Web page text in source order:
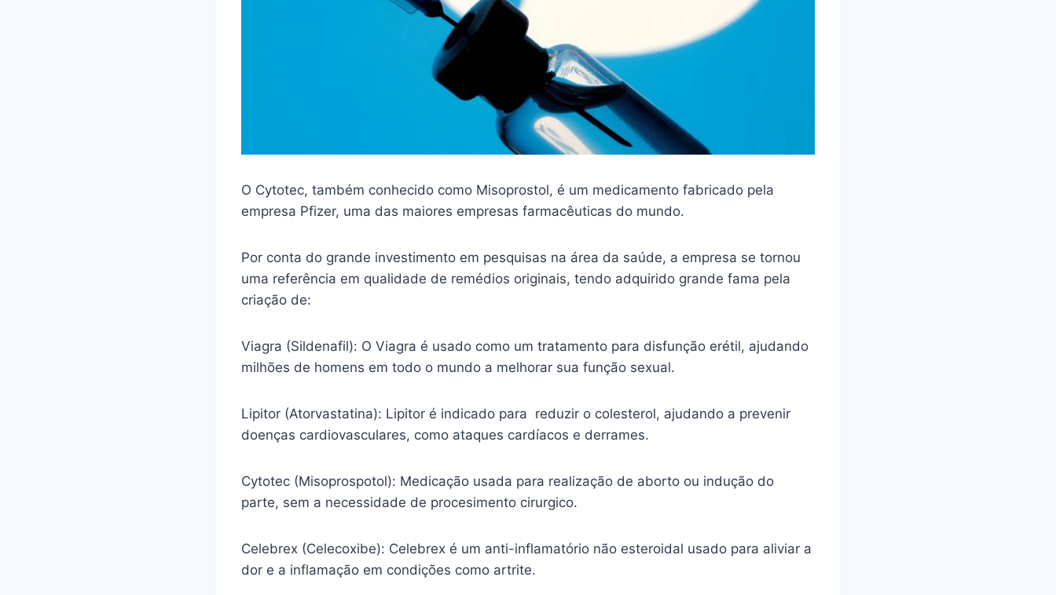
O Cytotec, também conhecido como Misoprostol, é um medicamento fabricado pela
empresa Pfizer, uma das maiores empresas farmacêuticas do mundo.
Por conta do grande investimento em pesquisas na área da saúde, a empresa se tornou
uma referência em qualidade de remédios originais, tendo adquirido grande fama pela
criação de:
Viagra (Sildenafil): O Viagra é usado como um tratamento para disfunção erétil, ajudando
milhões de homens em todo o mundo a melhorar sua função sexual.
Lipitor (Atorvastatina): Lipitor é indicado para reduzir o colesterol, ajudando a prevenir
doenças cardiovasculares, como ataques cardíacos e derrames.
Cytotec (Misoprospotol): Medicação usada para realização de aborto ou indução do
parte, sem a necessidade de procesimento cirurgico.
Celebrex (Celecoxibe): Celebrex é um anti-inflamatório não esteroidal usado para aliviar a
dor e a inflamação em condições como artrite.